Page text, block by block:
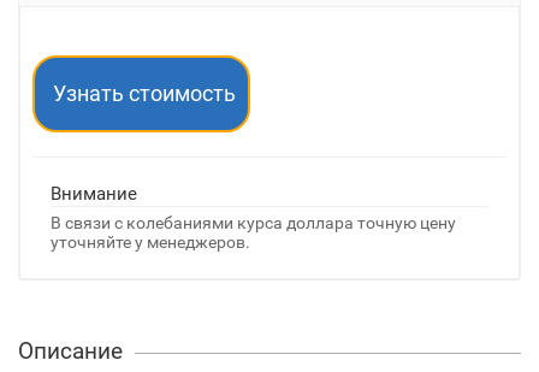
Узнать стоимость
Внимание
В связи с колебаниями курса доллара точную цену
уточняйте у менеджеров.
Описание